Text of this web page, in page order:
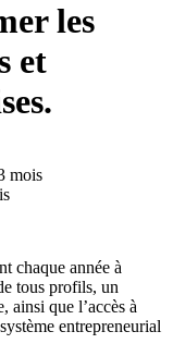
les
et
mois
chaque année à
tous profils, un
ainsi que l’accès à
entrepreneurial